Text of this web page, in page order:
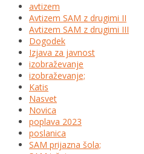
avtizem
Avtizem SAM z drugimi II
Avtizem SAM z drugimi III
Dogodek
Izjava za javnost
izobraževanje
izobraževanje;
Katis
Nasvet
Novica
poplava 2023
poslanica
SAM prijazna šola;